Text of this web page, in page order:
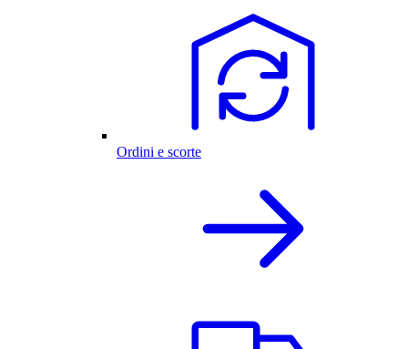
Ordini e scorte